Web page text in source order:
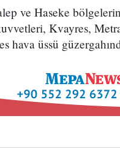
ve Haseke
Kvayres,
hava üssü